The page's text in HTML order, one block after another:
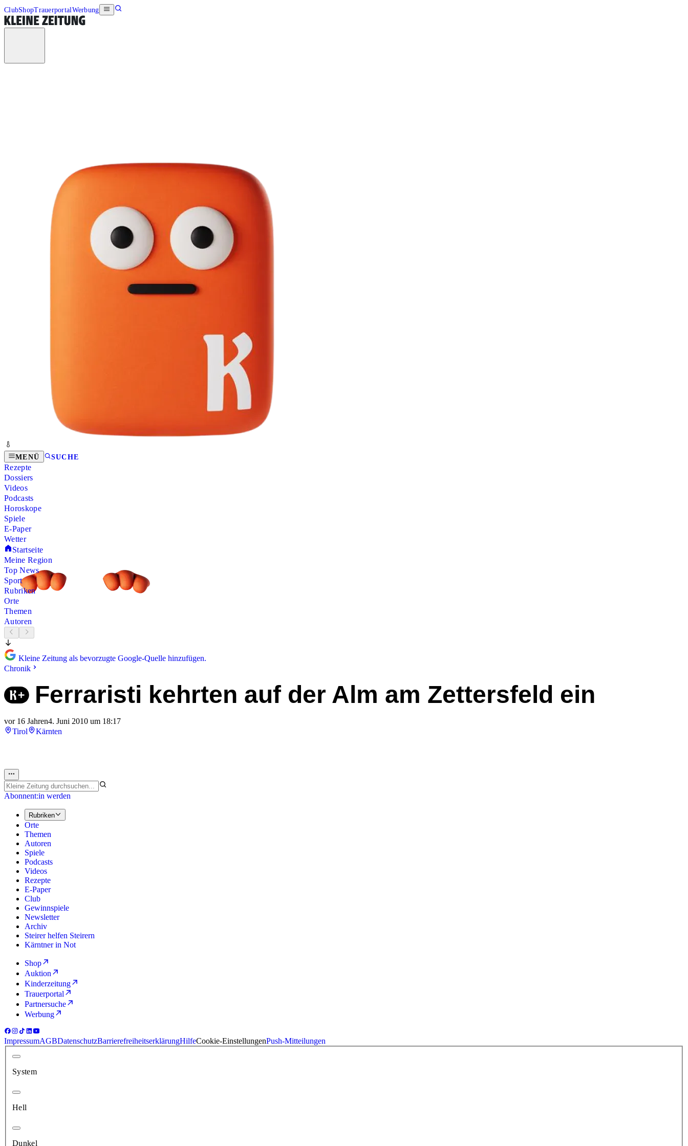
ClubShopTrauerportalWerbung
MENÜ SUCHE
Rezepte
Dossiers
Videos
Podcasts
Horoskope
Spiele
E-Paper
Wetter
Startseite
Meine Region
Top News
Sport
Rubriken
Orte
Themen
Autoren
Kleine Zeitung als bevorzugte Google-Quelle hinzufügen.
Chronik
Ferraristi kehrten auf der Alm am Zettersfeld ein
vor 16 Jahren4. Juni 2010 um 18:17
Tirol
Kärnten
Abonnent:in werden
Rubriken
Orte
Themen
Autoren
Spiele
Podcasts
Videos
Rezepte
E-Paper
Club
Gewinnspiele
Newsletter
Archiv
Steirer helfen Steirern
Kärntner in Not
Shop
Auktion
Kinderzeitung
Trauerportal
Partnersuche
Werbung
ImpressumAGBDatenschutzBarrierefreiheitserklärungHilfeCookie-EinstellungenPush-Mitteilungen
System
Hell
Dunkel